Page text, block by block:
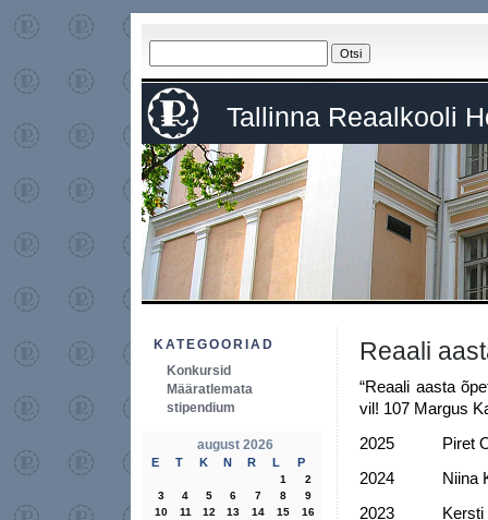
Tallinna Reaalkooli
Reaali
“Reaali aasta
vil! 107 Margus
2025 Piret
2024 Niina
2023 Kersti
KATEGOORIAD
Konkursid
Määratlemata
stipendium
august 2026
E T K N R L P
1
2
3
4 5 6 7 8
9
10
11 12 13 14 15
16